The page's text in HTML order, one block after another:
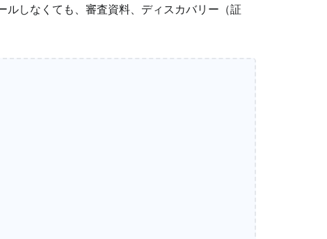
しなくても、審査資料、ディスカバリー（証